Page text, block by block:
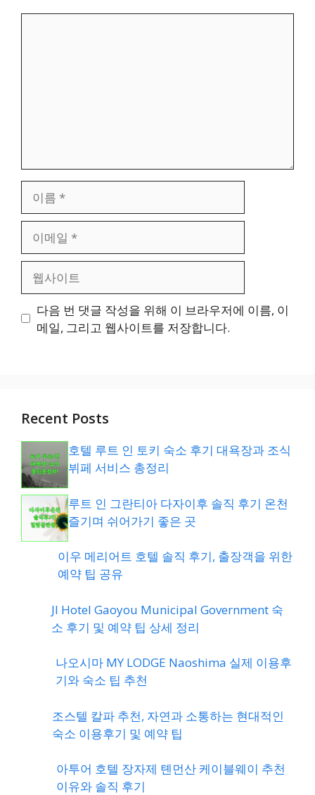
일
트
다음 번 댓글 작성을 위해 이 브라우저에 이름, 이
메일, 그리고 웹사이트를 저장합니다.
Recent Posts
호텔 루트 인 토키 숙소 후기 대욕장과 조식
뷔페 서비스 총정리
루트 인 그란티아 다자이후 솔직 후기 온천
즐기며 쉬어가기 좋은 곳
이우 메리어트 호텔 솔직 후기, 출장객을 위한
예약 팁 공유
JI Hotel Gaoyou Municipal Government 숙
소 후기 및 예약 팁 상세 정리
나오시마 MY LODGE Naoshima 실제 이용후
기와 숙소 팁 추천
조스텔 칼파 추천, 자연과 소통하는 현대적인
숙소 이용후기 및 예약 팁
아투어 호텔 장자제 톈먼산 케이블웨이 추천
이유와 솔직 후기